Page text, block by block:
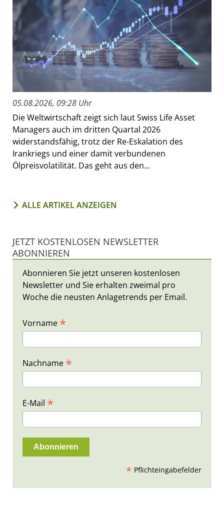
05.08.2026, 09:28 Uhr
Die Weltwirtschaft zeigt sich laut Swiss Life Asset
Managers auch im dritten Quartal 2026
widerstandsfähig, trotz der Re-Eskalation des
Irankriegs und einer damit verbundenen
Ölpreisvolatilität. Das geht aus den...
ALLE ARTIKEL ANZEIGEN
JETZT KOSTENLOSEN NEWSLETTER
ABONNIEREN
Abonnieren Sie jetzt unseren kostenlosen
Newsletter und Sie erhalten zweimal pro
Woche die neusten Anlagetrends per Email.
Vorname *
Nachname *
E-Mail *
* Pflichteingabefelder